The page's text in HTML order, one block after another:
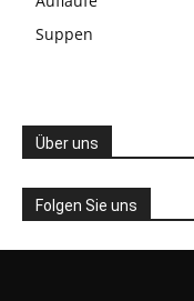
Suppen
Über uns
Folgen Sie uns